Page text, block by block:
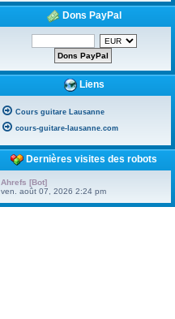
Dons PayPal
Liens
Cours guitare Lausanne
cours-guitare-lausanne.com
Dernières visites des robots
Ahrefs [Bot]
ven. août 07, 2026 2:24 pm